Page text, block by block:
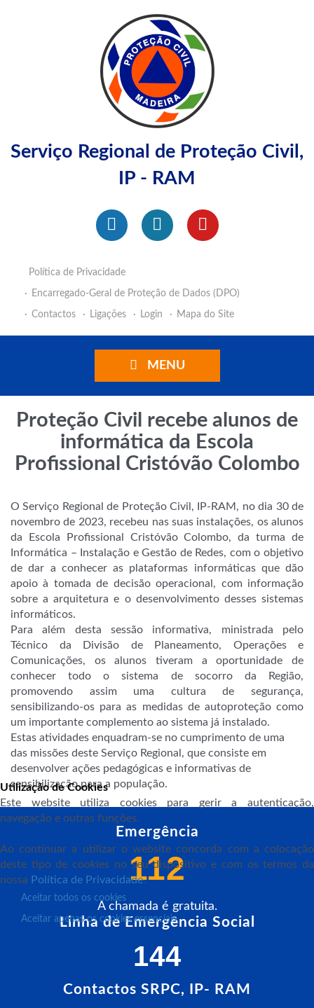
Serviço Regional de Proteção Civil,
IP - RAM
Política de Privacidade
Encarregado-Geral de Proteção de Dados (DPO)
Contactos
Ligações Login Mapa do Site
MENU
Proteção Civil recebe alunos de
informática da Escola
Profissional Cristóvão Colombo
O Serviço Regional de Proteção Civil, IP-RAM, no dia 30 de
novembro de 2023, recebeu nas suas instalações, os alunos
da Escola Profissional Cristóvão Colombo, da turma de
Informática – Instalação e Gestão de Redes, com o objetivo
de dar a conhecer as plataformas informáticas que dão
apoio à tomada de decisão operacional, com informação
sobre a arquitetura e o desenvolvimento desses sistemas
informáticos.
Para além desta sessão informativa, ministrada pelo
Técnico da Divisão de Planeamento, Operações e
Comunicações, os alunos tiveram a oportunidade de
conhecer todo o sistema de socorro da Região,
promovendo assim uma cultura de segurança,
sensibilizando-os para as medidas de autoproteção como
um importante complemento ao sistema já instalado.
Estas atividades enquadram-se no cumprimento de uma
das missões deste Serviço Regional, que consiste em
desenvolver ações pedagógicas e informativas de
sensibilização para a população.
Emergência
112
A chamada é gratuita.
Linha de Emergência Social
144
Contactos SRPC, IP- RAM
Utilização de Cookies
Este website utiliza cookies para gerir a autenticação,
navegação e outras funções.
Ao continuar a utilizar o website concorda com a colocação
deste tipo de cookies no seu dispositivo e com os termos da
nossa Política de Privacidade.
Aceitar todos os cookies
Aceitar apenas os cookies essenciais